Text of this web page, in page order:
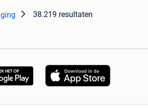
38.219 resultaten